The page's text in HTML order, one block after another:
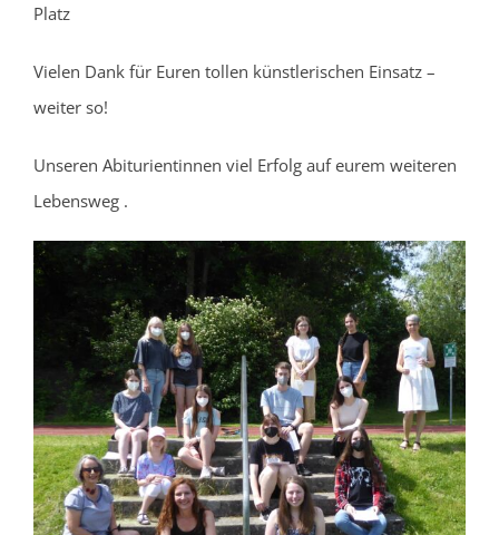
Platz
Vielen Dank für Euren tollen künstlerischen Einsatz –
weiter so!
Unseren Abiturientinnen viel Erfolg auf eurem weiteren
Lebensweg .